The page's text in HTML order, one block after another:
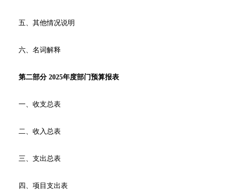
五、其他情况说明
六、名词解释
第二部分 2025年度部门预算报表
一、收支总表
二、收入总表
三、支出总表
四、项目支出表